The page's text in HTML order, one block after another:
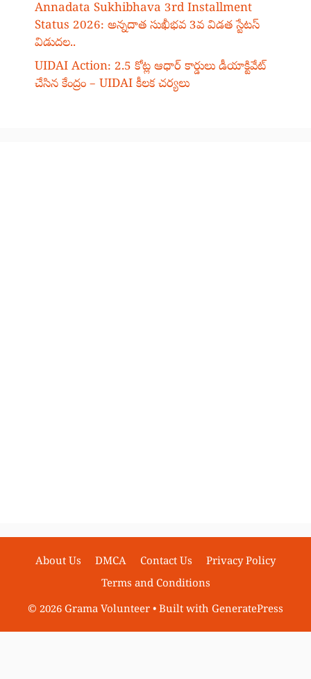
Annadata Sukhibhava 3rd Installment
Status 2026: అన్నదాత సుఖీభవ 3వ విడత స్టేటస్
విడుదల..
UIDAI Action: 2.5 కోట్ల ఆధార్ కార్డులు డీయాక్టివేట్
చేసిన కేంద్రం – UIDAI కీలక చర్యలు
About Us DMCA Contact Us
Privacy Policy
Terms and Conditions
© 2026 Grama Volunteer • Built with GeneratePress